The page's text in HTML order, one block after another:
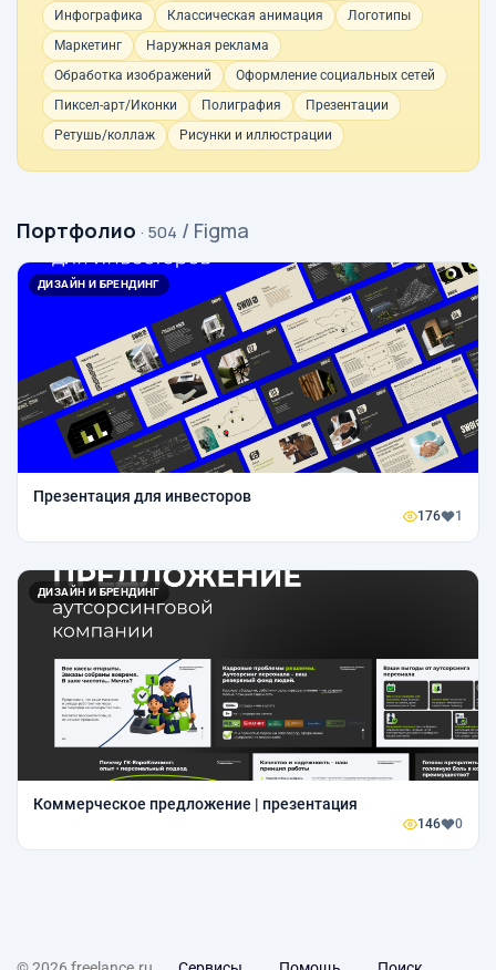
Инфографика
Классическая анимация
Логотипы
Маркетинг
Наружная реклама
Обработка изображений
Оформление социальных сетей
Пиксел-арт/Иконки
Полиграфия
Презентации
Ретушь/коллаж
Рисунки и иллюстрации
Портфолио · 504 / Figma
ДИЗАЙН И БРЕНДИНГ
Презентация для инвесторов
176 1
ДИЗАЙН И БРЕНДИНГ
Коммерческое предложение | презентация
146 0